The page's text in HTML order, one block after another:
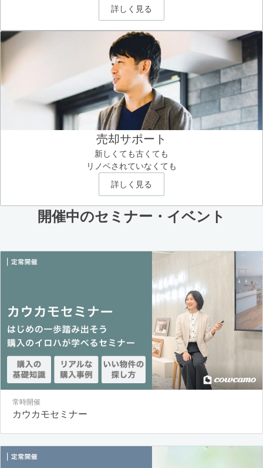
詳しく見る
売却サポート
新しくても古くても
リノベされていなくても
詳しく見る
開催中のセミナー・イベント
常時開催
カウカモセミナー